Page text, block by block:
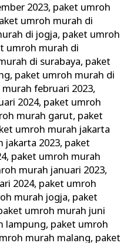
2023, paket umroh
umroh murah di
di jogja, paket umroh
umroh murah di
di surabaya, paket
, paket umroh murah di
februari 2023,
2024, paket umroh
murah garut, paket
umroh murah jakarta
jakarta 2023, paket
, paket umroh murah
murah januari 2023,
2024, paket umroh
murah jogja, paket
umroh murah juni
lampung, paket umroh
murah malang, paket